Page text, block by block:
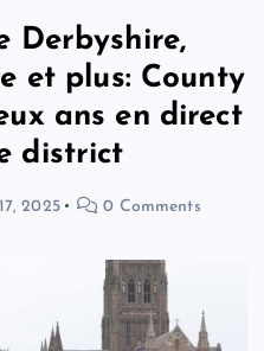
Derbyshire,
et plus: County
ans en direct
district
2025 0 Comments